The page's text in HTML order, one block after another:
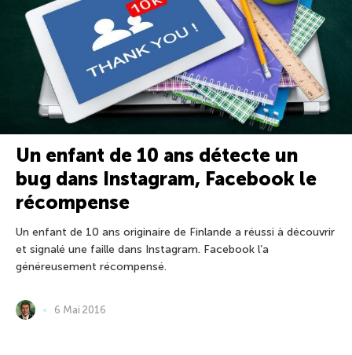
Un enfant de 10 ans détecte un
bug dans Instagram, Facebook le
récompense
Un enfant de 10 ans originaire de Finlande a réussi à découvrir
et signalé une faille dans Instagram. Facebook l’a
généreusement récompensé.
6 Mai 2016